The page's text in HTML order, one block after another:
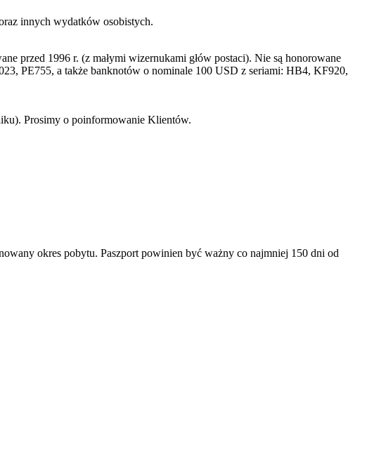
innych wydatków osobistych.
przed 1996 r. (z małymi wizernukami głów postaci). Nie są honorowane
PE755, a także banknotów o nominale 100 USD z seriami: HB4, KF920,
Prosimy o poinformowanie Klientów.
okres pobytu. Paszport powinien być ważny co najmniej 150 dni od